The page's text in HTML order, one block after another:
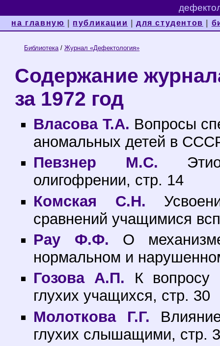
на главную публикации |для студентов
Библиотека/Журнал «Дефектология»
Содержание
за 1972 год
Власова Т.А. Вопросы
аномальных детей в
Певзнер М.С.
олигофрении, стр. 14
Комская С.Н.
сравнений учащимися
Рау Ф.Ф. О
нормальном и
Гозова А.П. К вопросу
глухих учащихся, стр. 30
Молоткова Г.Г.
глухих слышащими, стр.